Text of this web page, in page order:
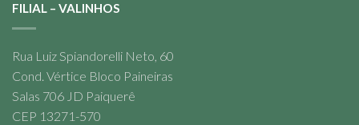
FILIAL – VALINHOS
Rua Luiz Spiandorelli Neto, 60
Cond. Vértice Bloco Paineiras
Salas 706 JD Paiquerê
CEP 13271-570